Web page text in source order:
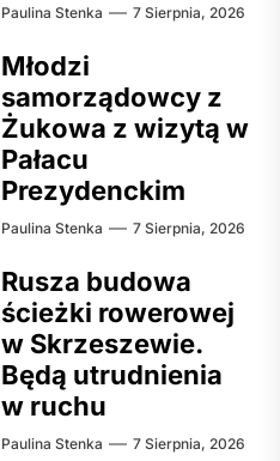
Paulina Stenka 7 Sierpnia, 2026
Młodzi
samorządowcy z
Żukowa z wizytą w
Pałacu
Prezydenckim
Paulina Stenka 7 Sierpnia, 2026
Rusza budowa
ścieżki rowerowej
w Skrzeszewie.
Będą utrudnienia
w ruchu
Paulina Stenka 7 Sierpnia, 2026